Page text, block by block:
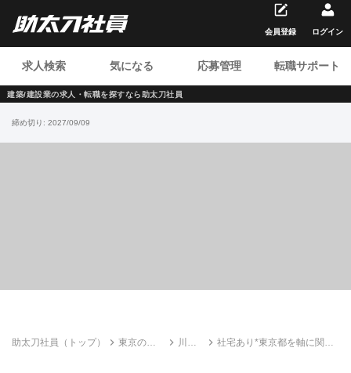
建築/建設業の求人・転職を探すなら助太刀社員
求人検索 気になる 応募管理 転職サポート
会員登録 ログイン
締め切り: 2027/09/09
助太刀社員（トップ）
東京の建
川村
社宅あり*東京都を軸に関東